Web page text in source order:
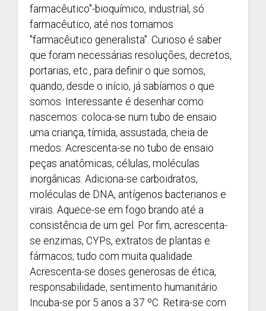
farmacêutico"-bioquímico, industrial, só
farmacêutico, até nos tornamos
"farmacêutico generalista". Curioso é saber
que foram necessárias resoluções, decretos,
portarias, etc., para definir o que somos,
quando, desde o início, já sabíamos o que
somos. Interessante é desenhar como
nascemos: coloca-se num tubo de ensaio
uma criança, tímida, assustada, cheia de
medos. Acrescenta-se no tubo de ensaio
peças anatômicas, células, moléculas
inorgânicas. Adiciona-se carboidratos,
moléculas de DNA, antígenos bacterianos e
virais. Aquece-se em fogo brando até a
consistência de um gel. Por fim, acrescenta-
se enzimas, CYPs, extratos de plantas e
fármacos; tudo com muita qualidade.
Acrescenta-se doses generosas de ética,
responsabilidade, sentimento humanitário.
Incuba-se por 5 anos a 37 ºC. Retira-se com